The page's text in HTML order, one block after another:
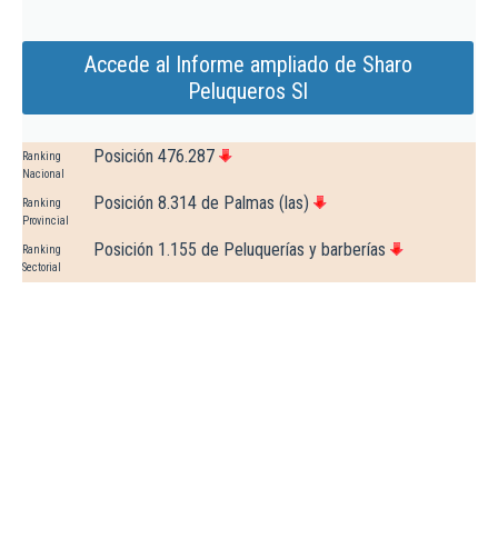
Accede al Informe ampliado de Sharo
Peluqueros Sl
Ranking
Nacional
Posición 476.287
Ranking
Provincial
Posición 8.314 de Palmas (las)
Ranking
Sectorial
Posición 1.155 de Peluquerías y barberías